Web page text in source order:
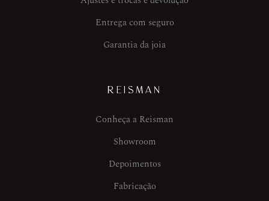
Entrega com seguro
Garantia da joia
REISMAN
Conheça a Reisman
Showroom
Depoimentos
Fabricação